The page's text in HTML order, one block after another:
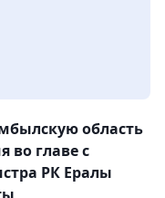
область
во главе с
РК Ералы